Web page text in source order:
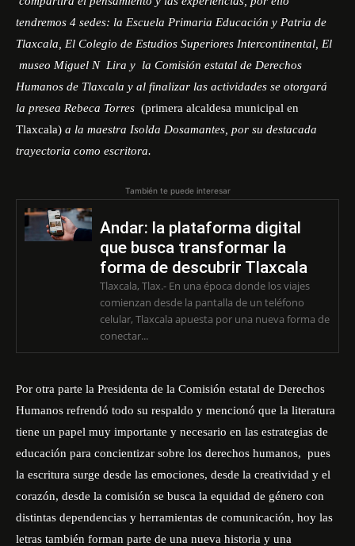
tendremos 4 sedes: la Escuela Primaria Educación y Patria de
Tlaxcala, El Colegio de Estudios Superiores Intercontinental, El
museo Miguel N Lira y la Comisión estatal de Derechos
Humanos de Tlaxcala y al finalizar las actividades se otorgará
la presea Rebeca Torres (primera alcaldesa municipal en
Tlaxcala) a la maestra Isolda Dosamantes, por su destacada
trayectoria como escritora.
También te puede interesar
Andar: la plataforma digital
que busca transformar la
forma de descubrir Tlaxcala
Tlaxcala, Tlax.- En una época donde los viajes
comienzan desde la pantalla de un teléfono
celular, Tlaxcala apuesta por una nueva forma de
conectar...
Por otra parte la Presidenta de la Comisión estatal de Derechos
Humanos refrendó todo su respaldo y mencionó que la literatura
tiene un papel muy importante y necesario en las estrategias de
educación para concientizar sobre los derechos humanos, pues
la escritura surge desde las emociones, desde la creatividad y el
corazón, desde la comisión se busca la equidad de género con
distintas dependencias y herramientas de comunicación, hoy las
letras también forman parte de una nueva historia y una